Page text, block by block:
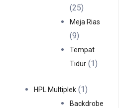
2525
Produk
Meja Rias
99
Produk
Tempat
Tidur
11
HPL Multiplek 11
Produk
Backdrobe